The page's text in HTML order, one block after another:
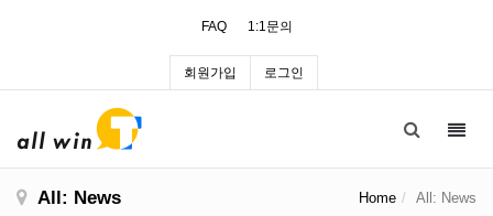
FAQ 1:1문의
회원가입 로그인
All: News Home All: News